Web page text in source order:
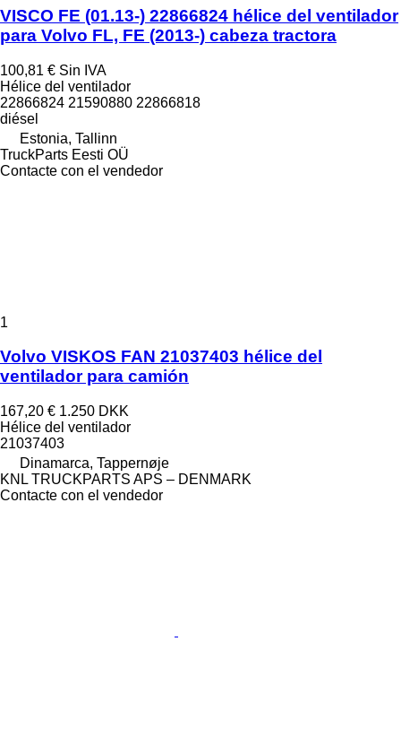
VISCO FE (01.13-) 22866824 hélice del ventilador
para Volvo FL, FE (2013-) cabeza tractora
100,81 € Sin IVA
Hélice del ventilador
22866824 21590880 22866818
diésel
Estonia, Tallinn
TruckParts Eesti OÜ
Contacte con el vendedor
1
Volvo VISKOS FAN 21037403 hélice del
ventilador para camión
167,20 € 1.250 DKK
Hélice del ventilador
21037403
Dinamarca, Tappernøje
KNL TRUCKPARTS APS – DENMARK
Contacte con el vendedor